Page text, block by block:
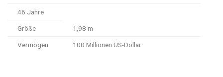
46 Jahre
Größe 1,98 m
Vermögen 100 Millionen US-Dollar